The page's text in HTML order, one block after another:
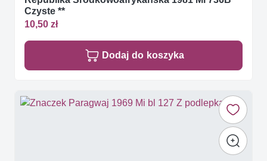
Czyste **
10,50 zł
Dodaj do koszyka